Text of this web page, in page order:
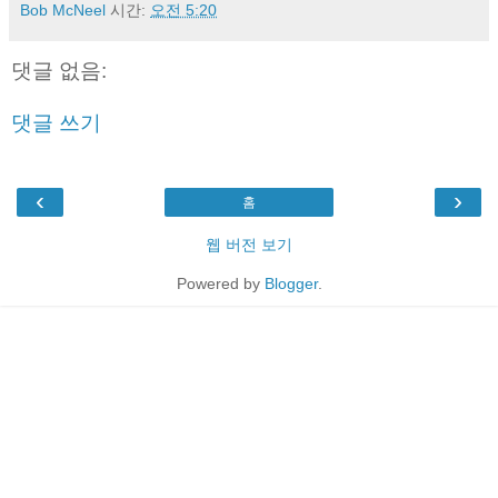
Bob McNeel 시간: 오전 5:20
댓글 없음:
댓글 쓰기
‹ ›
홈
웹 버전 보기
Powered by Blogger.